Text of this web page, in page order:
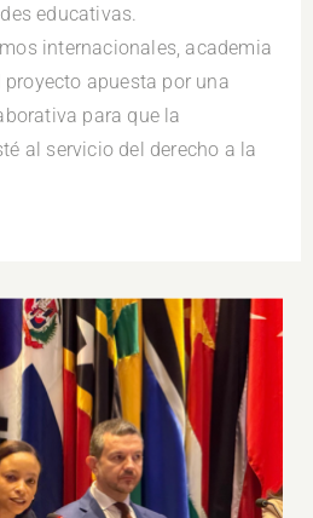
educativas.
internacionales, academia
apuesta por una
para que la
al servicio del derecho a la